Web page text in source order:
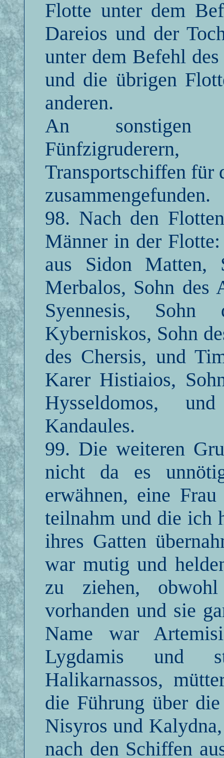
Flotte unter dem
Dareios und der
unter dem Befehl
und die übrigen
anderen.
An sonstigen
Transportschiffen für
zusammengefunden.
98. Nach den
Männer in der Flotte:
aus Sidon Matten,
Merbalos, Sohn des
Syennesis,
Kyberniskos, Sohn
des Chersis, und
Karer Histiaios,
Hysseldomos,
Kandaules.
99. Die weiteren
nicht da es
erwähnen, eine
teilnahm und die ich
ihres Gatten
war mutig und
zu ziehen,
vorhanden und sie
Name war
Lygdamis und
Halikarnassos,
die Führung über
Nisyros und
nach den Schiffen